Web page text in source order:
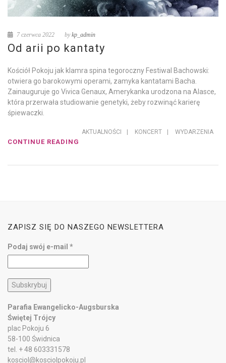
7 czerwca 2022 bykp_admin
Od arii po kantaty
Kościół Pokoju jak klamra spina tegoroczny Festiwal Bachowski:
otwiera go barokowymi operami, zamyka kantatami Bacha.
Zainauguruje go Vivica Genaux, Amerykanka urodzona na Alasce,
która przerwała studiowanie genetyki, żeby rozwinąć karierę
śpiewaczki.
AKTUALNOŚCI | KONCERT | WYDARZENIA
CONTINUE READING
ZAPISZ SIĘ DO NASZEGO NEWSLETTERA
Podaj swój e-mail *
Parafia Ewangelicko-Augsburska
Świętej Trójcy
plac Pokoju 6
58-100 Świdnica
tel. + 48 603331578
kosciol@kosciolpokoju.pl